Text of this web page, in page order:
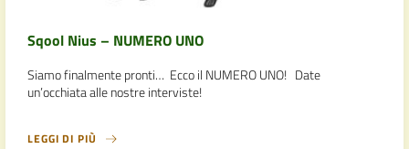
Sqool Nius – NUMERO UNO
Siamo finalmente pronti… Ecco il NUMERO UNO! Date
un’occhiata alle nostre interviste!
LEGGI DI PIÙ